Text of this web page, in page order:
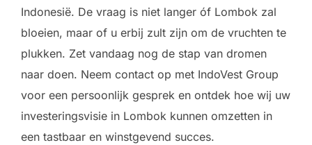
Indonesië. De vraag is niet langer óf Lombok zal
bloeien, maar of u erbij zult zijn om de vruchten te
plukken. Zet vandaag nog de stap van dromen
naar doen. Neem contact op met IndoVest Group
voor een persoonlijk gesprek en ontdek hoe wij uw
investeringsvisie in Lombok kunnen omzetten in
een tastbaar en winstgevend succes.